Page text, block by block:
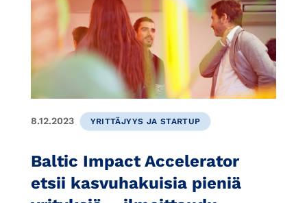
8.12.2023 YRITTÄJYYS JA STARTUP
Baltic Impact Accelerator
etsii kasvuhakuisia pieniä